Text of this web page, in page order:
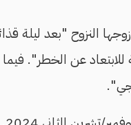
النزوح "بعد ليلة
عن الخطر". فيما